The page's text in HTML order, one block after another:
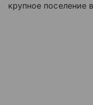
крупное поселение